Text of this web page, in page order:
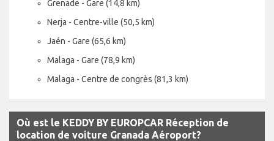
Grenade - Gare (14,8 km)
Nerja - Centre-ville (50,5 km)
Jaén - Gare (65,6 km)
Malaga - Gare (78,9 km)
Malaga - Centre de congrès (81,3 km)
Où est le KEDDY BY EUROPCAR Réception de
location de voiture Granada Aéroport?